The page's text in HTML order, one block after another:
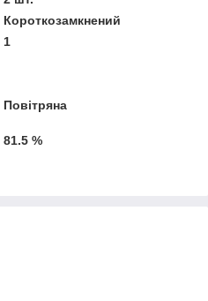
Короткозамкнений
1
Повітряна
81.5 %